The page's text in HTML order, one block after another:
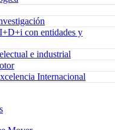
con entidades y
e industrial
Internacional